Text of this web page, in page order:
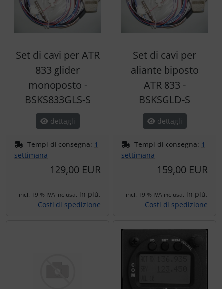
Set di cavi per ATR
833 glider
monoposto -
BSKS833GLS-S
dettagli
Tempi di consegna: 1
settimana
129,00 EUR
incl. 19 % IVA inclusa. in più.
Costi di spedizione
Set di cavi per
aliante biposto
ATR 833 -
BSKSGLD-S
dettagli
Tempi di consegna: 1
settimana
159,00 EUR
incl. 19 % IVA inclusa. in più.
Costi di spedizione